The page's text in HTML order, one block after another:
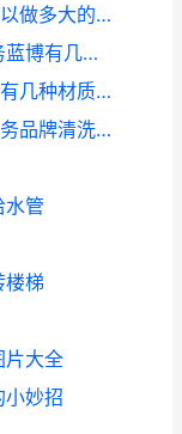
新乡双层不锈钢烟囱板蓝博壹水务可以做多大的？
乌鲁木齐不锈钢锅炉烟囱 消防壹水务蓝博有几种材质？(消防带什么材料耐用)
南通不锈钢烟囱生产厂家蓝博壹水务有几种材质？
廊坊预制不锈钢烟囱价格表蓝博壹水务品牌清洗方法有哪些？
水管
楼梯
片大全
妙招